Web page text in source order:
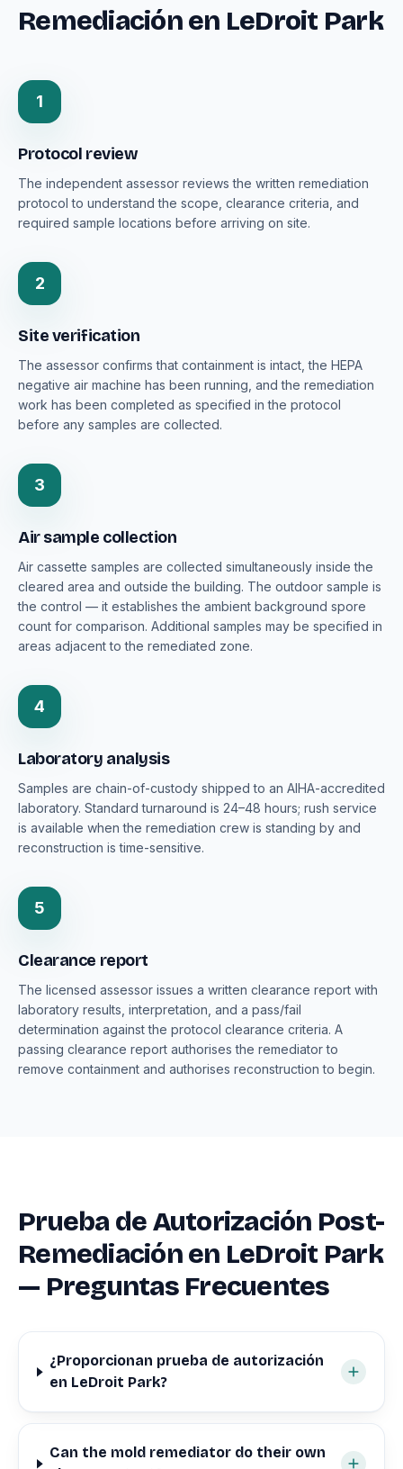
Remediación en LeDroit Park
1
Protocol review
The independent assessor reviews the written remediation
protocol to understand the scope, clearance criteria, and
required sample locations before arriving on site.
2
Site verification
The assessor confirms that containment is intact, the HEPA
negative air machine has been running, and the remediation
work has been completed as specified in the protocol
before any samples are collected.
3
Air sample collection
Air cassette samples are collected simultaneously inside the
cleared area and outside the building. The outdoor sample is
the control — it establishes the ambient background spore
count for comparison. Additional samples may be specified in
areas adjacent to the remediated zone.
4
Laboratory analysis
Samples are chain-of-custody shipped to an AIHA-accredited
laboratory. Standard turnaround is 24–48 hours; rush service
is available when the remediation crew is standing by and
reconstruction is time-sensitive.
5
Clearance report
The licensed assessor issues a written clearance report with
laboratory results, interpretation, and a pass/fail
determination against the protocol clearance criteria. A
passing clearance report authorises the remediator to
remove containment and authorises reconstruction to begin.
Prueba de Autorización Post-
Remediación en LeDroit Park
— Preguntas Frecuentes
¿Proporcionan prueba de autorización
en LeDroit Park?
Can the mold remediator do their own